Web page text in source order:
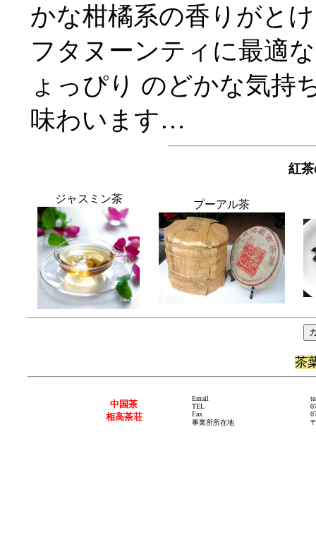
かな柑橘系の香りがと
フタヌーンティに最適
ょっぴり のどかな気持
味わいます…
紅
ジャスミン茶 プーアル茶
茶
中国茶
相高茶荘
Email
TEL
Fax
事業所所在地